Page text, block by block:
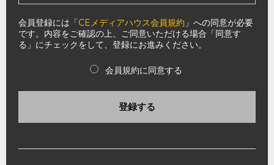
会員登録には「CEメディアハウス会員規約 」への同意が必要
です。内容をご確認の上、ご同意いただける場合「同意す
る」にチェックをして、登録にお進みください。
会員規約に同意する
登録する